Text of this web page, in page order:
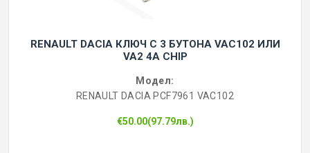
RENAULT DACIA КЛЮЧ С 3 БУТОНА VAC102 ИЛИ
VA2 4A CHIP
Модел:
RENAULT DACIA PCF7961 VAC102
€50.00(97.79лв.)